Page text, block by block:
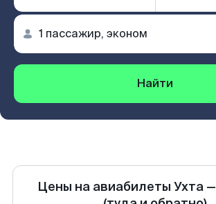
Найти
Цены на авиабилеты Ухта—